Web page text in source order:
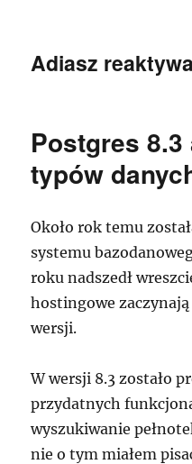
Adiasz
Postgres
typów
Około rok temu
systemu
roku nadszedł
hostingowe
wersji.
W wersji 8.3 zostało
przydatnych
wyszukiwanie
nie o tym miałem